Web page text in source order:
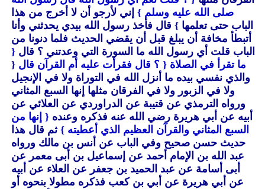
صلى الله عليه وسلم } إني لأرجو أن لا أخرج من هذا
الباب حتى تعلمها } قال فأخذ رسول الله بيدي يحدثني وأنا
أتبطأ مخافة أن يبلغ قبل أن يقضي الحديث فلما دنونا من
الباب قلت أي رسول الله ما السورة التي وعدتني ؟ قال {
ما تقرأ في الصلاة { ؟ قال فقرأت عليه أم القرآن قال {
والذي نفسي بيده ما أنزل الله في التوراة ولا في الإنجيل
ولا في الزبور ولا في الفرقان مثلها إنها السبع المثاني
ورواه الترمذي عن قتيبة عن الدراوردي عن العلائي عن
أبيه عن أبي هريرة رضي الله عنه فذكره وعنده { إنها من
السبع المثاني والقرآن العظيم الذي أعطيته } ثم قال هذا
حديث حسن صحيح وفي الباب عن أنس بن مالك ورواه
عبد الله بن الإمام أحمد عن إسماعيل بن أبى معمر عن
أبى أسامة عن عبد الحميد بن جعفر عن العلاء عن أبيه
عن أبي هريرة عن أبي بن كعب فذكره مطولا بنحوه أو